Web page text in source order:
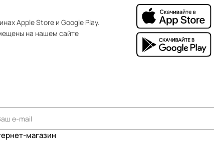
Apple Store и Google Play.
на нашем сайте
магазин